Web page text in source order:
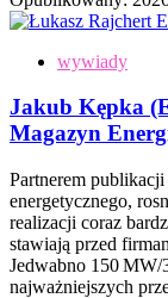
wywiady
Jakub Kępka
Magazyn
Partnerem
energetycznego,
realizacji coraz
stawiają przed
Jedwabno 150
najważniejszych